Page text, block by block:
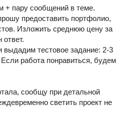
+ пару сообщений в теме.
предоставить портфолио,
Изложить среднюю цену за
тестовое задание: 2-3
работа понравиться, будем
сообщу при детальной
светить проект не